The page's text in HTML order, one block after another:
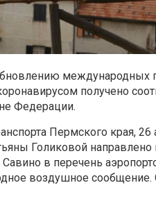
международных
получено
Федерации.
Пермского края, 26
Голиковой
в перечень
воздушное сообщение.